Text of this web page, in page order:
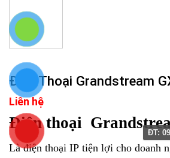
Điện Thoại Grandstream
Liên hệ
Điện thoại
Là điện thoại IP tiện lợi cho doanh
ĐT: